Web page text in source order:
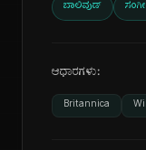
ಬಾಲಿವುಡ್
ಆಧಾರಗಳು:
Britannica